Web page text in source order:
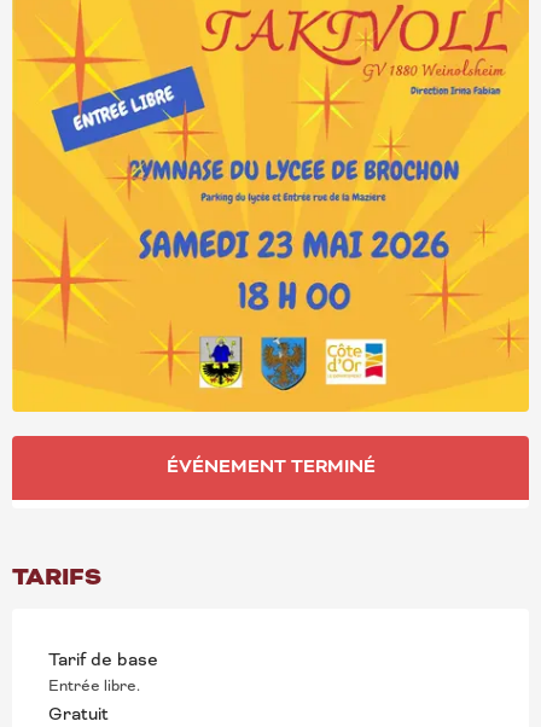
OUVERTURE ET
ÉVÉNEMENT TERMINÉ
TARIFS
Tarif de base
Entrée libre.
Gratuit